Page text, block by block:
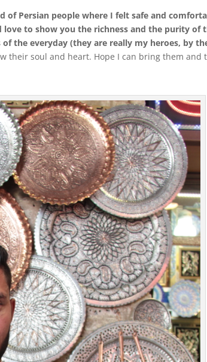
Persian people where I felt safe and
to show you the richness and the purity of
the everyday (they are really my heroes, by
their soul and heart. Hope I can bring them and